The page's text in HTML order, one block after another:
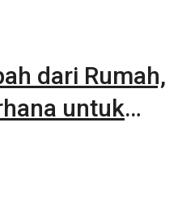
dari Rumah,
untuk